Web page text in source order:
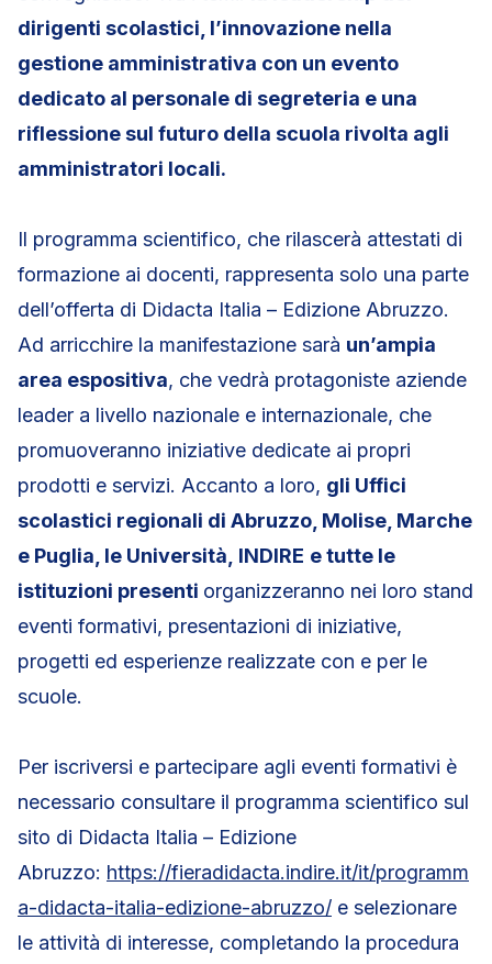
dirigenti scolastici, l’innovazione nella
gestione amministrativa con un evento
dedicato al personale di segreteria e una
riflessione sul futuro della scuola rivolta agli
amministratori locali.
Il programma scientifico, che rilascerà attestati di
formazione ai docenti, rappresenta solo una parte
dell’offerta di Didacta Italia – Edizione Abruzzo.
Ad arricchire la manifestazione sarà un’ampia
area espositiva, che vedrà protagoniste aziende
leader a livello nazionale e internazionale, che
promuoveranno iniziative dedicate ai propri
prodotti e servizi. Accanto a loro, gli Uffici
scolastici regionali di Abruzzo, Molise, Marche
e Puglia, le Università, INDIRE e tutte le
istituzioni presenti organizzeranno nei loro stand
eventi formativi, presentazioni di iniziative,
progetti ed esperienze realizzate con e per le
scuole.
Per iscriversi e partecipare agli eventi formativi è
necessario consultare il programma scientifico sul
sito di Didacta Italia – Edizione
Abruzzo: https://fieradidacta.indire.it/it/programm
a-didacta-italia-edizione-abruzzo/ e selezionare
le attività di interesse, completando la procedura